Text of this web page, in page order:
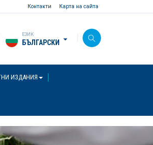
Контакти Карта на сайта
ЕЗИК
БЪЛГАРСКИ
ИЗДАНИЯ